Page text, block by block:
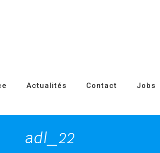
Actualités Contact Jobs
adl_22